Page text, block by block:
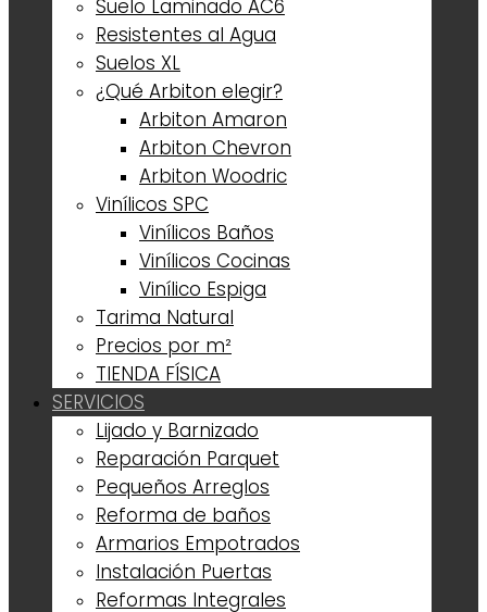
Suelo Laminado AC6
Resistentes al Agua
Suelos XL
¿Qué Arbiton elegir?
Arbiton Amaron
Arbiton Chevron
Arbiton Woodric
Vinílicos SPC
Vinílicos Baños
Vinílicos Cocinas
Vinílico Espiga
Tarima Natural
Precios por m²
TIENDA FÍSICA
SERVICIOS
Lijado y Barnizado
Reparación Parquet
Pequeños Arreglos
Reforma de baños
Armarios Empotrados
Instalación Puertas
Reformas Integrales